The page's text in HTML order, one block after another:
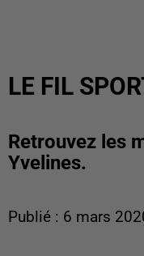
LE FIL
Retrouvez les
Yvelines.
Publié : 6 mars